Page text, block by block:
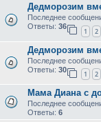
Дедморозим
Последнее
Ответы: 36
1 2
Дедморозим
Последнее
Ответы: 30
1 2
Мама Диана с
Последнее
Ответы: 6